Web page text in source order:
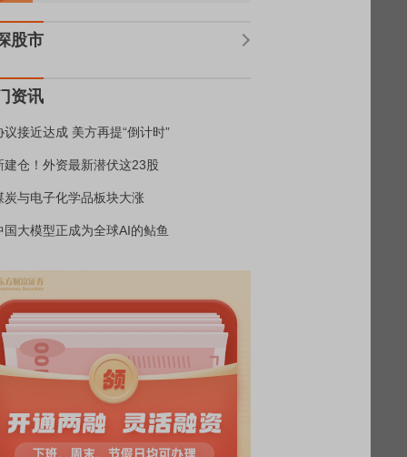
股市
资讯
议接近达成 美方再提“倒计时”
建仓！外资最新潜伏这23股
炭与电子化学品板块大涨
国大模型正成为全球AI的鲇鱼